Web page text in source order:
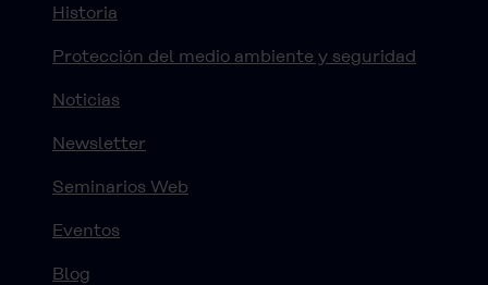
Historia
Protección del medio ambiente y seguridad
Noticias
Newsletter
Seminarios Web
Eventos
Blog